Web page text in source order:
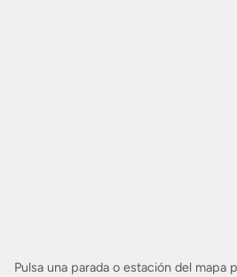
Pulsa una parada o estación del mapa